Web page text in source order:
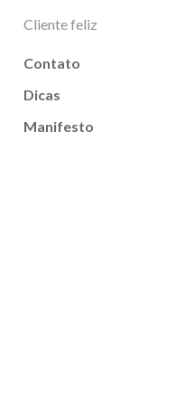
Cliente feliz
Contato
Dicas
Manifesto